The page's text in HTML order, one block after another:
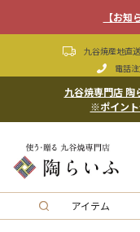
【お
九谷焼産地直
電話
九谷焼専門店 陶
※ポイント
アイテム